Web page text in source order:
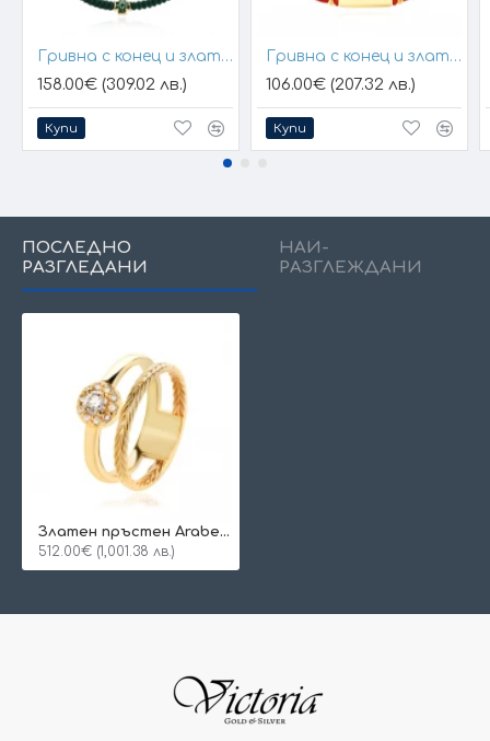
Гривна с конец и златен елемент кръст
158.00€ (309.02 лв.)
Купи
Гривна с конец и златна плочка за гравиране
106.00€ (207.32 лв.)
Купи
ПОСЛЕДНО
РАЗГЛЕДАНИ
НАЙ-
РАЗГЛЕЖДАНИ
Златен пръстен Arabella
512.00€ (1,001.38 лв.)